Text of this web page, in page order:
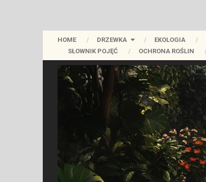
HOME DRZEWKA EKOLOGIA
SŁOWNIK POJĘĆ
OCHRONA ROŚLIN